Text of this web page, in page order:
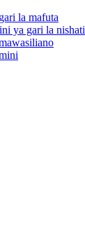
la mafuta
ya gari la nishati